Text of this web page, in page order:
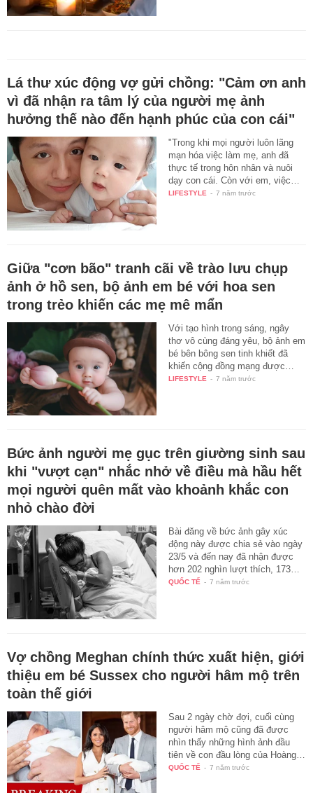
Lá thư xúc động vợ gửi chồng: "Cảm ơn anh
vì đã nhận ra tâm lý của người mẹ ảnh
hưởng thế nào đến hạnh phúc của con cái"
"Trong khi mọi người luôn lãng
mạn hóa việc làm mẹ, anh đã
thực tế trong hôn nhân và nuôi
dạy con cái. Còn với em, việc…
LIFESTYLE - 7 năm trước
Giữa "cơn bão" tranh cãi về trào lưu chụp
ảnh ở hồ sen, bộ ảnh em bé với hoa sen
trong trẻo khiến các mẹ mê mẩn
Với tạo hình trong sáng, ngây
thơ vô cùng đáng yêu, bộ ảnh em
bé bên bông sen tinh khiết đã
khiến cộng đồng mạng được…
LIFESTYLE - 7 năm trước
Bức ảnh người mẹ gục trên giường sinh sau
khi "vượt cạn" nhắc nhở về điều mà hầu hết
mọi người quên mất vào khoảnh khắc con
nhỏ chào đời
Bài đăng về bức ảnh gây xúc
động này được chia sẻ vào ngày
23/5 và đến nay đã nhận được
hơn 202 nghìn lượt thích, 173…
QUỐC TẾ - 7 năm trước
Vợ chồng Meghan chính thức xuất hiện, giới
thiệu em bé Sussex cho người hâm mộ trên
toàn thế giới
Sau 2 ngày chờ đợi, cuối cùng
người hâm mộ cũng đã được
nhìn thấy những hình ảnh đầu
tiên về con đầu lòng của Hoàng…
QUỐC TẾ - 7 năm trước